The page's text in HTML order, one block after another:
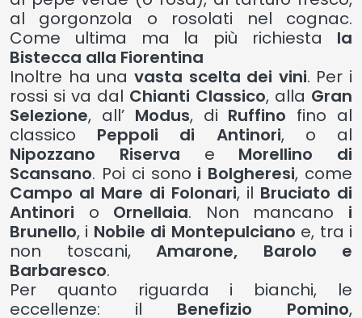
al gorgonzola o rosolati nel cognac.
Come ultima ma la più richiesta la
Bistecca alla Fiorentina
Inoltre ha una vasta scelta dei vini. Per i
rossi si va dal Chianti Classico, alla Gran
Selezione, all’ Modus, di Ruffino fino al
classico Peppoli di Antinori, o al
Nipozzano Riserva e Morellino di
Scansano. Poi ci sono i Bolgheresi, come
Campo al Mare di Folonari, il Bruciato di
Antinori o Ornellaia. Non mancano i
Brunello, i Nobile di Montepulciano e, tra i
non toscani, Amarone, Barolo e
Barbaresco.
Per quanto riguarda i bianchi, le
eccellenze: il Benefizio Pomino,